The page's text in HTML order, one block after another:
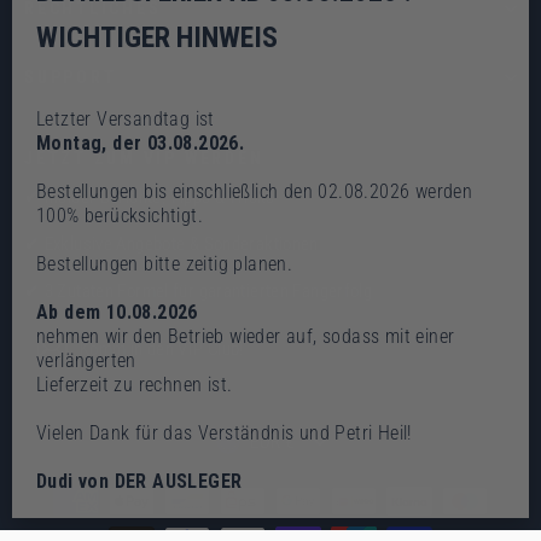
JETZT ZUM VIP WERDEN
✔ Insider Berichte, Tipps & Tricks
Komm
den
VIP
Abonnieren
WÄHRUNG
EUR €
WICHTIGER HINWEIS
Letzter Versandtag ist
Montag, der 03.08.2026.
Bestellungen bis einschließlich den 02.08.2026 werden
100% berücksichtigt.
Bestellungen bitte zeitig planen.
Ab dem 10.08.2026
nehmen wir den Betrieb wieder auf, sodass mit einer
verlängerten
Lieferzeit zu rechnen ist.
Vielen Dank für das Verständnis und Petri Heil!
Dudi von DER AUSLEGER